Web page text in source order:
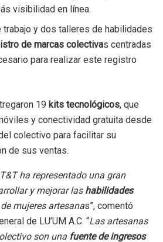
visibilidad en línea.
y dos talleres de habilidades
de marcas colectivas centradas
para realizar este registro
19 kits tecnológicos, que
y conectividad gratuita desde
colectivo para facilitar su
de sus ventas.
ha representado una gran
y mejorar las habilidades
mujeres artesanas”, comentó
de LU’UM A.C. “Las artesanas
son una fuente de ingresos